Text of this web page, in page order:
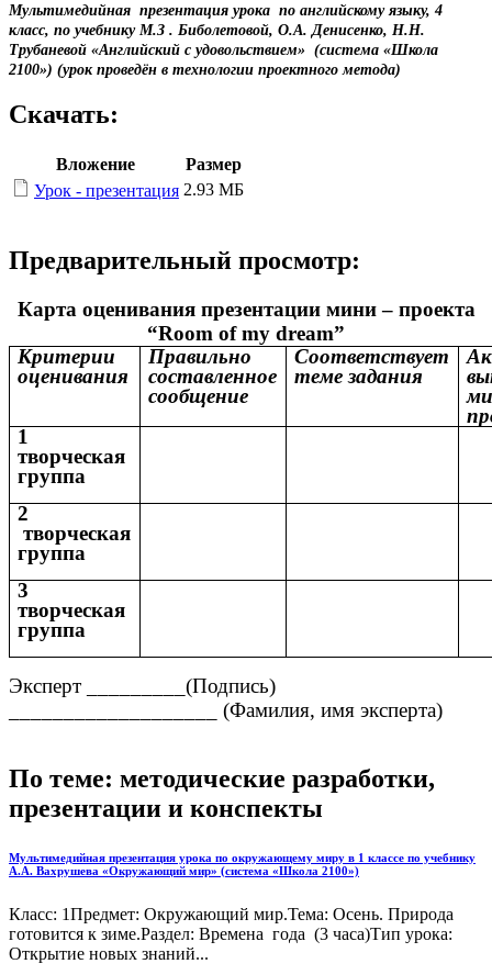
Мультимедийная презентация урока по английскому языку, 4
класс, по учебнику М.З . Биболетовой, О.А. Денисенко, Н.Н.
Трубаневой «Английский с удовольствием» (система «Школа
2100») (урок проведён в технологии проектного метода)
Скачать:
Вложение
Размер
Урок - презентация 2.93 МБ
Предварительный просмотр:
Карта оценивания презентации мини – проекта
“Room of my dream”
Критерии
оценивания
Правильно
составленное
сообщение
Соответствует
теме задания
1
творческая
группа
2
творческая
группа
3
творческая
группа
Эксперт _________(Подпись)
___________________ (Фамилия, имя эксперта)
По теме: методические разработки,
презентации и конспекты
Мультимедийная презентация урока по окружающему миру в 1 классе по учебнику
А.А. Вахрушева «Окружающий мир» (система «Школа 2100»)
Класс: 1Предмет: Окружающий мир.Тема: Осень. Природа
готовится к зиме.Раздел: Времена года (3 часа)Тип урока:
Открытие новых знаний...